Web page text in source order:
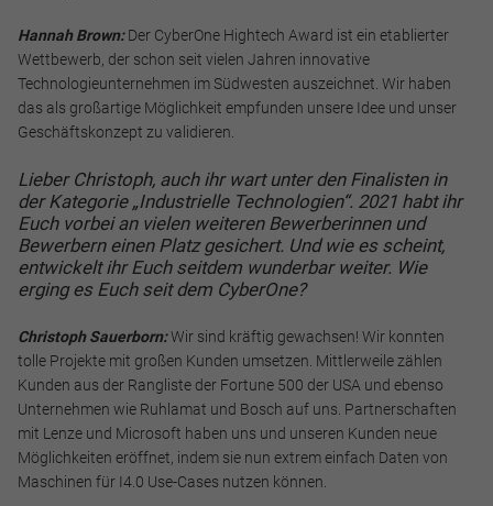
Hannah Brown:Der CyberOne Hightech Award ist ein etablierter
Wettbewerb, der schon seit vielen Jahren innovative
Technologieunternehmen im Südwesten auszeichnet. Wir haben
das als großartige Möglichkeit empfunden unsere Idee und unser
Geschäftskonzept zu validieren.
Lieber Christoph, auch ihr wart unter den Finalisten in
der Kategorie „Industrielle Technologien“. 2021 habt ihr
Euch vorbei an vielen weiteren Bewerberinnen und
Bewerbern einen Platz gesichert. Und wie es scheint,
entwickelt ihr Euch seitdem wunderbar weiter. Wie
erging es Euch seit dem CyberOne?
Christoph Sauerborn:Wir sind kräftig gewachsen! Wir konnten
tolle Projekte mit großen Kunden umsetzen. Mittlerweile zählen
Kunden aus der Rangliste der Fortune 500 der USA und ebenso
Unternehmen wie Ruhlamat und Bosch auf uns. Partnerschaften
mit Lenze und Microsoft haben uns und unseren Kunden neue
Möglichkeiten eröffnet, indem sie nun extrem einfach Daten von
Maschinen für I4.0 Use-Cases nutzen können.